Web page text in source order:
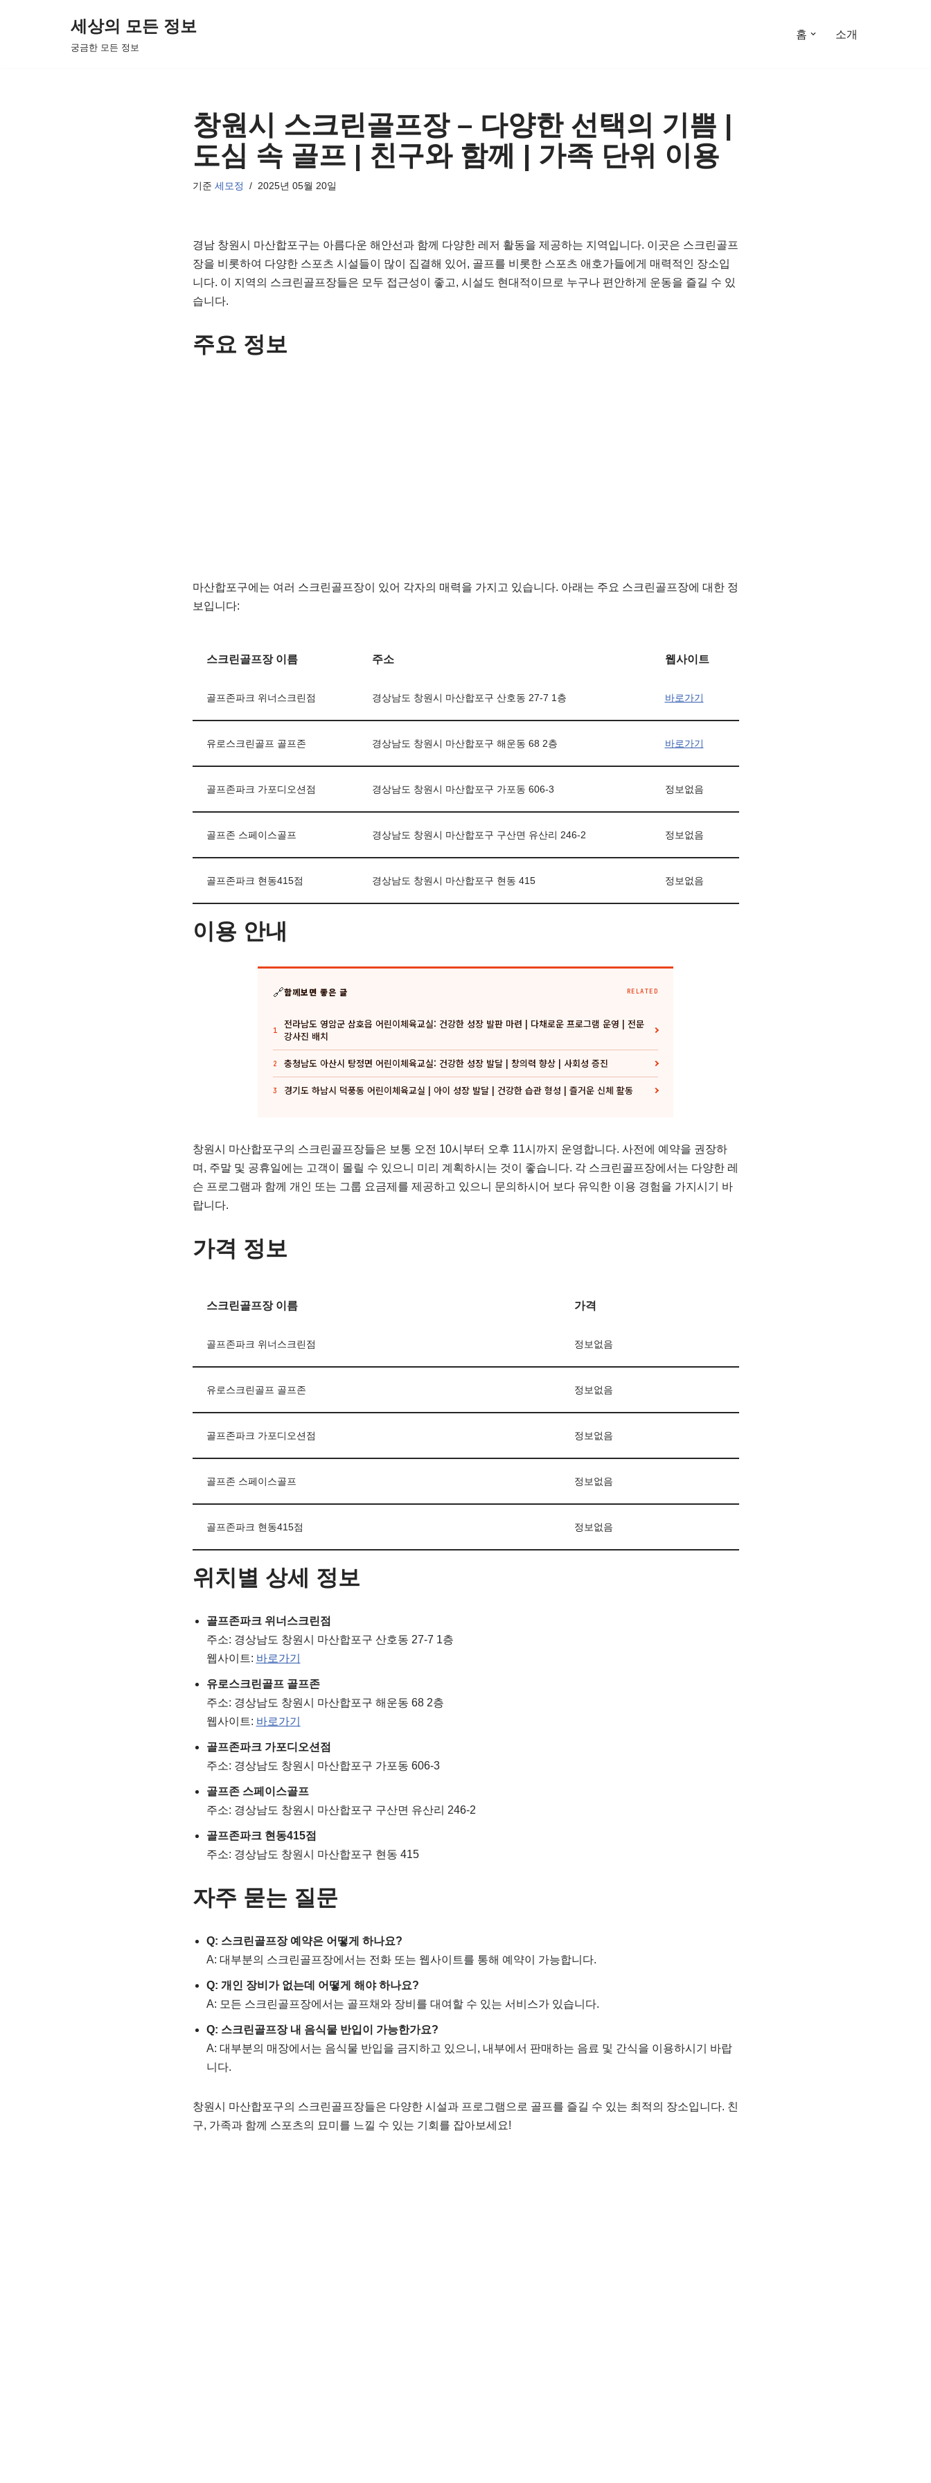
세상의 모든 정보
궁금한 모든 정보
홈 소개
창원시 스크린골프장 – 다양한 선택의 기쁨 |
도심 속 골프 | 친구와 함께 | 가족 단위 이용
기준 세모정 2025년 05월 20일
경남 창원시 마산합포구는 아름다운 해안선과 함께 다양한 레저 활동을 제공하는 지역입니다. 이곳은 스크린골프
장을 비롯하여 다양한 스포츠 시설들이 많이 집결해 있어, 골프를 비롯한 스포츠 애호가들에게 매력적인 장소입
니다. 이 지역의 스크린골프장들은 모두 접근성이 좋고, 시설도 현대적이므로 누구나 편안하게 운동을 즐길 수 있
습니다.
주요 정보
마산합포구에는 여러 스크린골프장이 있어 각자의 매력을 가지고 있습니다. 아래는 주요 스크린골프장에 대한 정
보입니다:
스크린골프장 이름 주소 웹사이트
골프존파크 위너스크린점 경상남도 창원시 마산합포구 산호동 27-7 1층 바로가기
유로스크린골프 골프존 경상남도 창원시 마산합포구 해운동 68 2층 바로가기
골프존파크 가포디오션점 경상남도 창원시 마산합포구 가포동 606-3 정보없음
골프존 스페이스골프 경상남도 창원시 마산합포구 구산면 유산리 246-2 정보없음
골프존파크 현동415점 경상남도 창원시 마산합포구 현동 415 정보없음
이용 안내
🔗함께보면 좋은 글 RELATED
1
전라남도 영암군 삼호읍 어린이체육교실: 건강한 성장 발판 마련 | 다채로운 프로그램 운영 | 전문
강사진 배치
2 충청남도 아산시 탕정면 어린이체육교실: 건강한 성장 발달 | 창의력 향상 | 사회성 증진
3 경기도 하남시 덕풍동 어린이체육교실 | 아이 성장 발달 | 건강한 습관 형성 | 즐거운 신체 활동
창원시 마산합포구의 스크린골프장들은 보통 오전 10시부터 오후 11시까지 운영합니다. 사전에 예약을 권장하
며, 주말 및 공휴일에는 고객이 몰릴 수 있으니 미리 계획하시는 것이 좋습니다. 각 스크린골프장에서는 다양한 레
슨 프로그램과 함께 개인 또는 그룹 요금제를 제공하고 있으니 문의하시어 보다 유익한 이용 경험을 가지시기 바
랍니다.
가격 정보
스크린골프장 이름 가격
골프존파크 위너스크린점 정보없음
유로스크린골프 골프존 정보없음
골프존파크 가포디오션점 정보없음
골프존 스페이스골프 정보없음
골프존파크 현동415점 정보없음
위치별 상세 정보
골프존파크 위너스크린점
주소: 경상남도 창원시 마산합포구 산호동 27-7 1층
웹사이트: 바로가기
유로스크린골프 골프존
주소: 경상남도 창원시 마산합포구 해운동 68 2층
웹사이트: 바로가기
골프존파크 가포디오션점
주소: 경상남도 창원시 마산합포구 가포동 606-3
골프존 스페이스골프
주소: 경상남도 창원시 마산합포구 구산면 유산리 246-2
골프존파크 현동415점
주소: 경상남도 창원시 마산합포구 현동 415
자주 묻는 질문
Q: 스크린골프장 예약은 어떻게 하나요?
A: 대부분의 스크린골프장에서는 전화 또는 웹사이트를 통해 예약이 가능합니다.
Q: 개인 장비가 없는데 어떻게 해야 하나요?
A: 모든 스크린골프장에서는 골프채와 장비를 대여할 수 있는 서비스가 있습니다.
Q: 스크린골프장 내 음식물 반입이 가능한가요?
A: 대부분의 매장에서는 음식물 반입을 금지하고 있으니, 내부에서 판매하는 음료 및 간식을 이용하시기 바랍
니다.
창원시 마산합포구의 스크린골프장들은 다양한 시설과 프로그램으로 골프를 즐길 수 있는 최적의 장소입니다. 친
구, 가족과 함께 스포츠의 묘미를 느낄 수 있는 기회를 잡아보세요!